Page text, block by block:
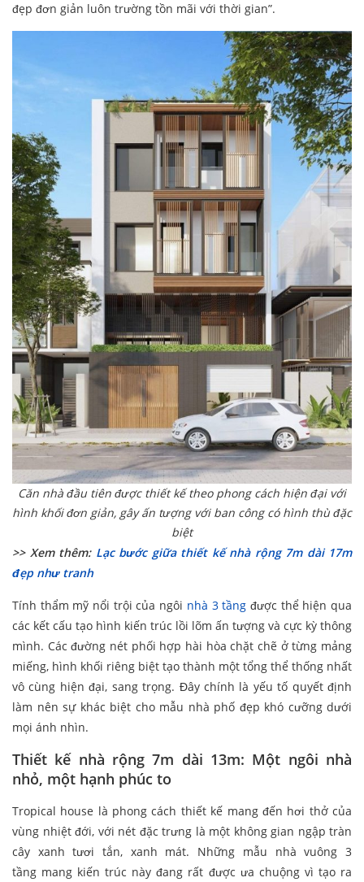
đẹp đơn giản luôn trường tồn mãi với thời gian”.
Căn nhà đầu tiên được thiết kế theo phong cách hiện đại với
hình khối đơn giản, gây ấn tượng với ban công có hình thù đặc
biệt
>> Xem thêm: Lạc bước giữa thiết kế nhà rộng 7m dài 17m
đẹp như tranh
Tính thẩm mỹ nổi trội của ngôi nhà 3 tầng được thể hiện qua
các kết cấu tạo hình kiến trúc lồi lõm ấn tượng và cực kỳ thông
mình. Các đường nét phối hợp hài hòa chặt chẽ ở từng mảng
miếng, hình khối riêng biệt tạo thành một tổng thể thống nhất
vô cùng hiện đại, sang trọng. Đây chính là yếu tố quyết định
làm nên sự khác biệt cho mẫu nhà phố đẹp khó cưỡng dưới
mọi ánh nhìn.
Thiết kế nhà rộng 7m dài 13m: Một ngôi nhà
nhỏ, một hạnh phúc to
Tropical house là phong cách thiết kế mang đến hơi thở của
vùng nhiệt đới, với nét đặc trưng là một không gian ngập tràn
cây xanh tươi tắn, xanh mát. Những mẫu nhà vuông 3
tầng mang kiến trúc này đang rất được ưa chuộng vì tạo ra